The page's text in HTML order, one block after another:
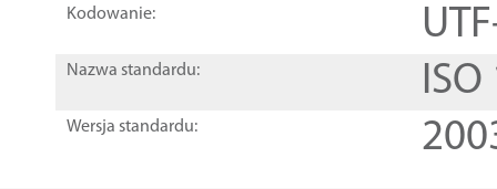
Kodowanie:
Nazwa standardu:
Wersja standardu: